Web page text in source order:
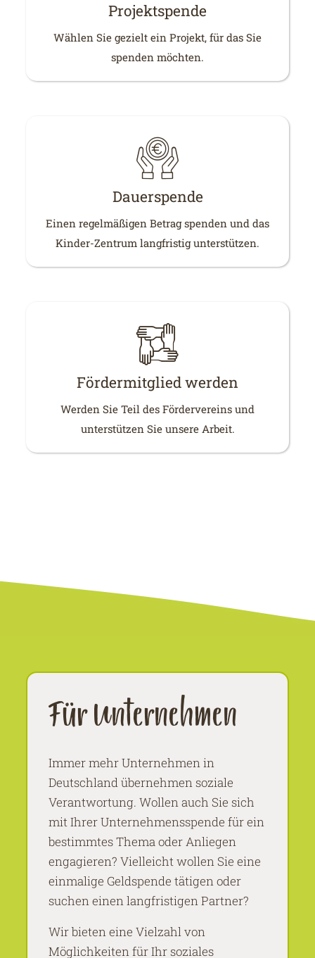
Projektspende
Wählen Sie gezielt ein Projekt, für das Sie
spenden möchten.
Dauerspende
Einen regelmäßigen Betrag spenden und das
Kinder-Zentrum langfristig unterstützen.
Fördermitglied werden
Werden Sie Teil des Fördervereins und
unterstützen Sie unsere Arbeit.
Für Unternehmen
Immer mehr Unternehmen in
Deutschland übernehmen soziale
Verantwortung. Wollen auch Sie sich
mit Ihrer Unternehmensspende für ein
bestimmtes Thema oder Anliegen
engagieren? Vielleicht wollen Sie eine
einmalige Geldspende tätigen oder
suchen einen langfristigen Partner?
Wir bieten eine Vielzahl von
Möglichkeiten für Ihr soziales